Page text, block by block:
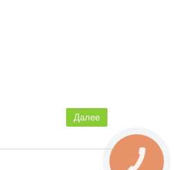
Далее